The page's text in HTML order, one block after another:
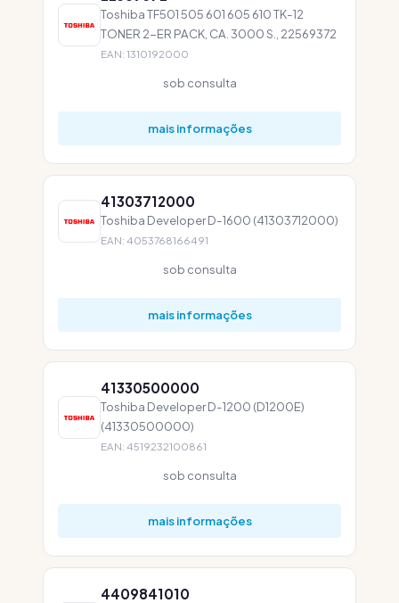
Toshiba TF501 505 601 605 610 TK-12
TONER 2-ER PACK, CA. 3000 S., 22569372
EAN: 1310192000
sob consulta
mais informações
41303712000
Toshiba Developer D-1600 (41303712000)
EAN: 4053768166491
sob consulta
mais informações
41330500000
Toshiba Developer D-1200 (D1200E)
(41330500000)
EAN: 4519232100861
sob consulta
mais informações
4409841010